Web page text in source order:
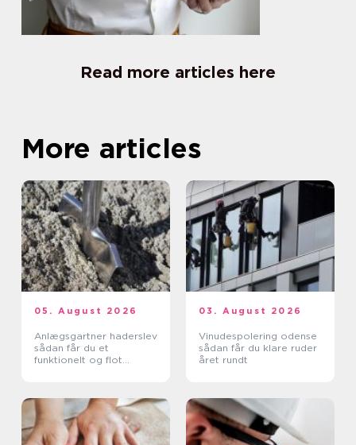
Read more articles here
More articles
05. August 2026
Anlægsgartner haderslev
sådan får du et
funktionelt og flot
03. August 2026
Vinudespolering odense
sådan får du klare ruder
året rundt